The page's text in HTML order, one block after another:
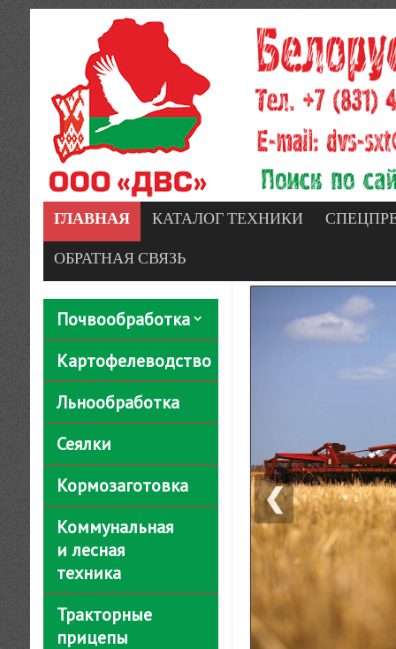
ГЛАВНАЯ КАТАЛОГ ТЕХНИКИ
ОБРАТНАЯ СВЯЗЬ
Почвообработка
Картофелеводство
Льнообработка
Сеялки
Кормозаготовка
Коммунальная
и лесная
техника
Тракторные
прицепы
❮